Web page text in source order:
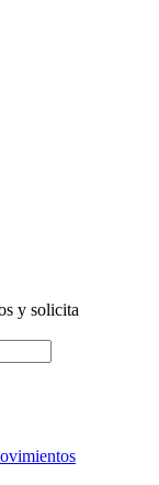
y solicita